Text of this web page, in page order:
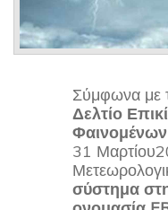
Σύμφωνα με
Δελτίο
Φαινομένων
31
σύστημα